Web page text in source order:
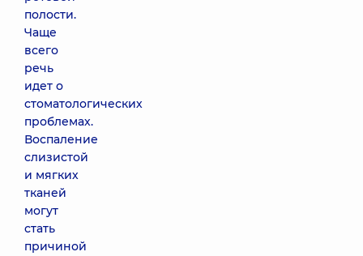
полости.
Чаще
всего
речь
идет о
стоматологических
проблемах.
Воспаление
слизистой
и мягких
тканей
могут
стать
причиной